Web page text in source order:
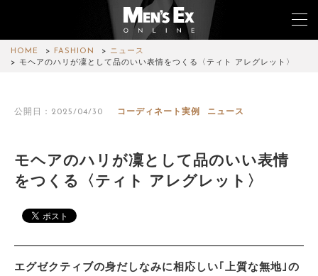
HOME FASHION
ニュース
モヘアのハリが凜として品のいい表情をつくる〈ティト アレグレット〉
公開日：2025/04/30 コーディネート実例 ニュース
モヘアのハリが凜として品のいい表情
をつくる〈ティト アレグレット〉
エグゼクティブの身だしなみに相応しい｢上質な無地｣の
WATCH
CAR&BIKE
LIFESTYLE